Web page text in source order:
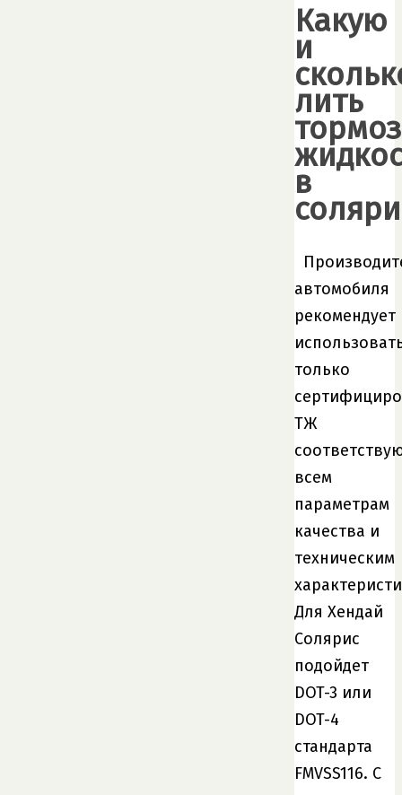
Какую
и
лить
в
автомобиля
рекомендует
только
ТЖ
всем
параметрам
качества и
техническим
Для Хендай
Солярис
подойдет
DOT-3 или
DOT-4
стандарта
FMVSS116. С